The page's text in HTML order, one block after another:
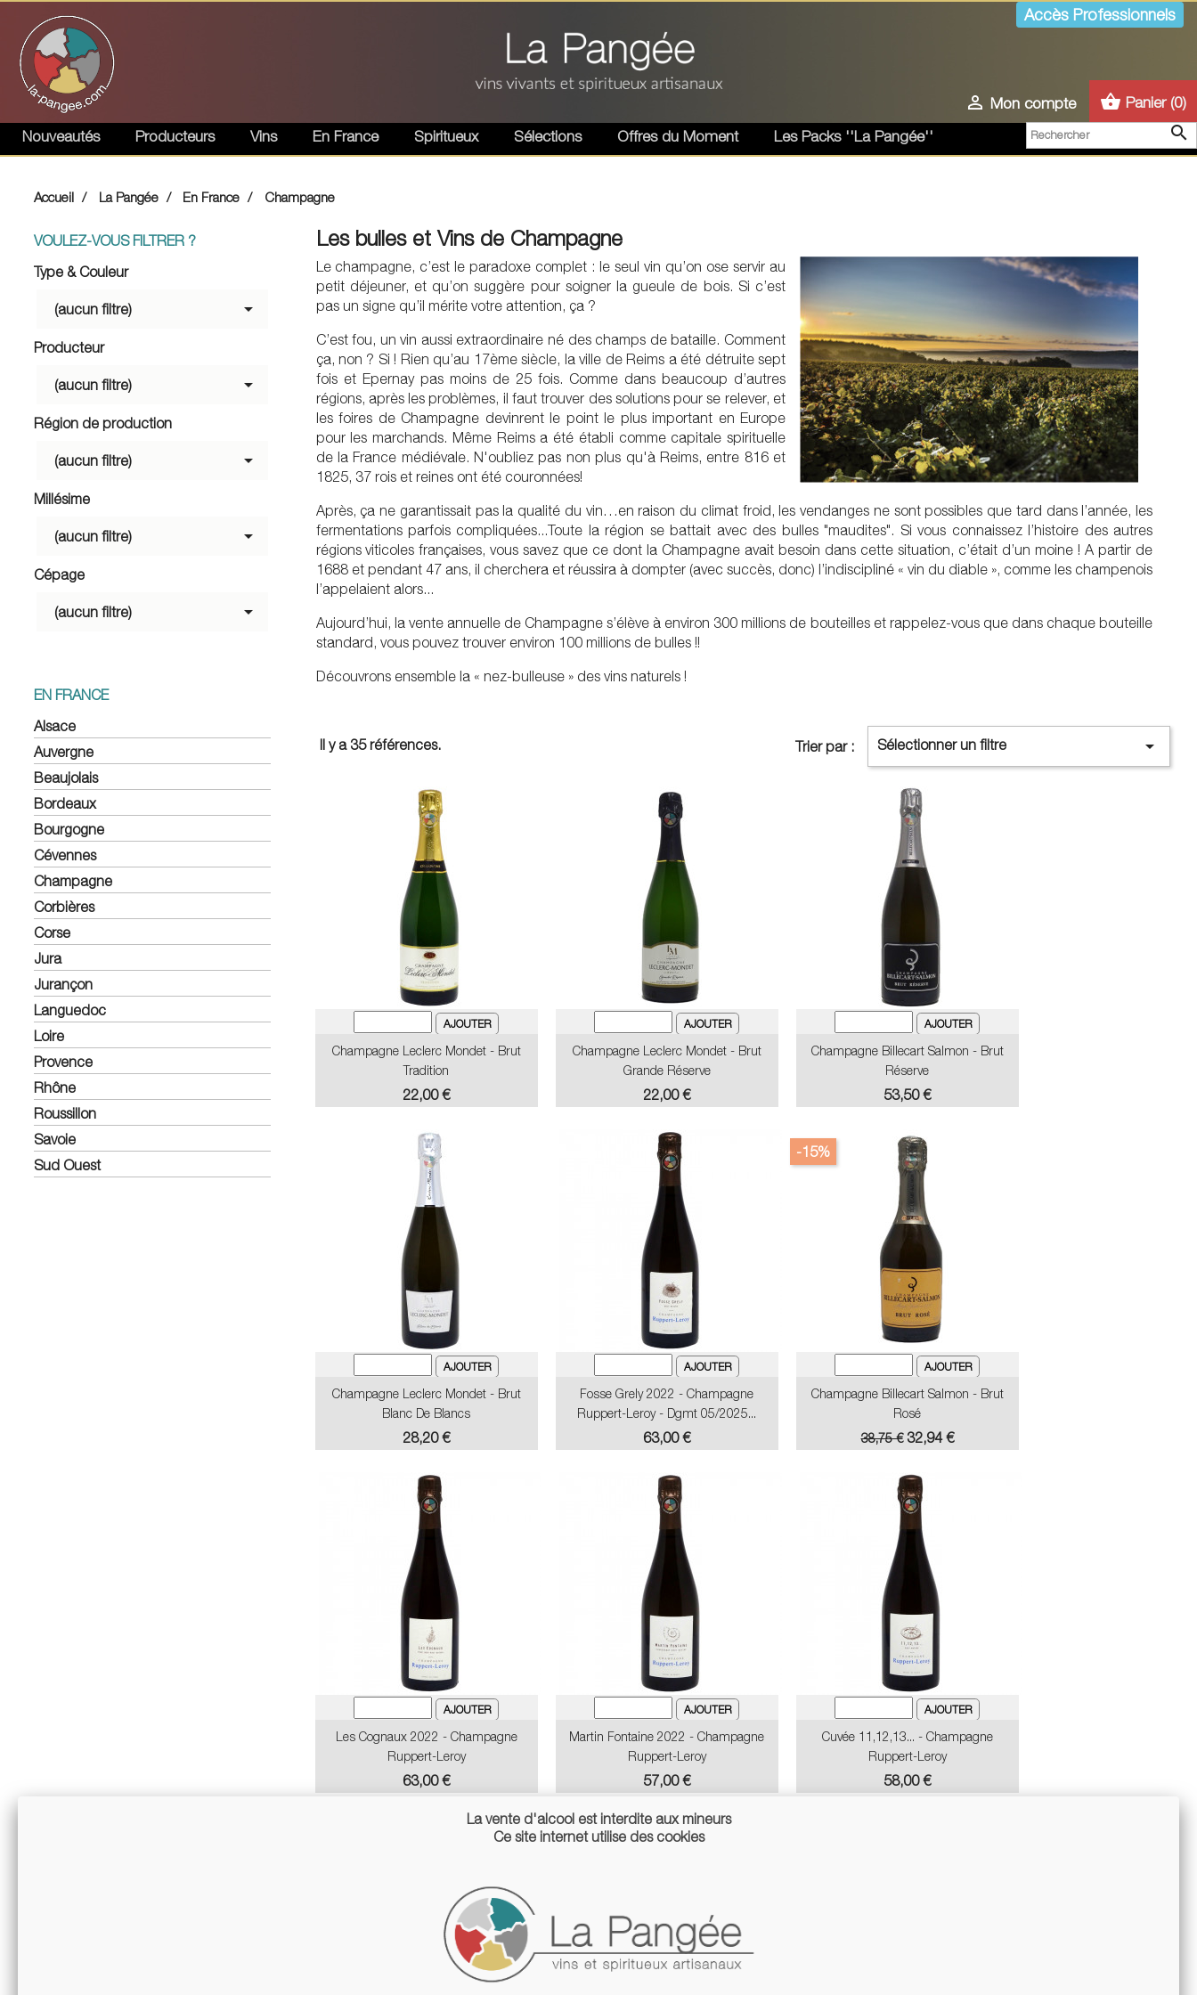
Accès Professionnels
 Mon compte shopping_basket Panier (0)

Nouveautés Producteurs Vins En France Spiritueux Sélections Offres du Moment Les Packs ''La Pangée''
Accueil La Pangée En France Champagne
VOULEZ-VOUS FILTRER ?
Type & Couleur
(aucun filtre) 
Producteur
(aucun filtre) 
Région de production
(aucun filtre) 
Millésime
(aucun filtre) 
Cépage
(aucun filtre) 
EN FRANCE
Alsace
Auvergne
Beaujolais
Bordeaux
Bourgogne
Cévennes
Champagne
Corbières
Corse
Jura
Jurançon
Languedoc
Loire
Provence
Rhône
Roussillon
Savoie
Sud Ouest
Les bulles et Vins de Champagne
Le champagne, c’est le paradoxe complet : le seul vin qu’on ose servir au
petit déjeuner, et qu’on suggère pour soigner la gueule de bois. Si c’est
pas un signe qu’il mérite votre attention, ça ?
C’est fou, un vin aussi extraordinaire né des champs de bataille. Comment
ça, non ? Si ! Rien qu’au 17ème siècle, la ville de Reims a été détruite sept
fois et Epernay pas moins de 25 fois. Comme dans beaucoup d’autres
régions, après les problèmes, il faut trouver des solutions pour se relever, et
les foires de Champagne devinrent le point le plus important en Europe
pour les marchands. Même Reims a été établi comme capitale spirituelle
de la France médiévale. N'oubliez pas non plus qu'à Reims, entre 816 et
1825, 37 rois et reines ont été couronnées!
Après, ça ne garantissait pas la qualité du vin…en raison du climat froid, les vendanges ne sont possibles que tard dans l’année, les
fermentations parfois compliquées...Toute la région se battait avec des bulles "maudites". Si vous connaissez l’histoire des autres
régions viticoles françaises, vous savez que ce dont la Champagne avait besoin dans cette situation, c’était d’un moine ! A partir de
1688 et pendant 47 ans, il cherchera et réussira à dompter (avec succès, donc) l’indiscipliné « vin du diable », comme les champenois
l’appelaient alors...
Aujourd’hui, la vente annuelle de Champagne s’élève à environ 300 millions de bouteilles et rappelez-vous que dans chaque bouteille
standard, vous pouvez trouver environ 100 millions de bulles !!
Découvrons ensemble la « nez-bulleuse » des vins naturels !
Il y a 35 références. Trier par : Sélectionner un filtre 
Champagne Leclerc Mondet - Brut
Tradition
Prix
22,00 €
Champagne Leclerc Mondet - Brut
Grande Réserve
Prix
22,00 €
Champagne Billecart Salmon - Brut
Réserve
Prix
53,50 €
Champagne Leclerc Mondet - Brut
Blanc De Blancs
Prix
28,20 €
Fosse Grely 2022 - Champagne
Ruppert-Leroy - Dgmt 05/2025...
Prix
63,00 €
Champagne Billecart Salmon - Brut
Rosé
Prix
de
38,75 €
-15%
Prix
32,94 €
Les Cognaux 2022 - Champagne
Ruppert-Leroy
Prix
63,00 €
Martin Fontaine 2022 - Champagne
Ruppert-Leroy
Prix
57,00 €
Cuvée 11,12,13... - Champagne
Ruppert-Leroy
Prix
58,00 €
La vente d'alcool est interdite aux mineurs
Ce site internet utilise des cookies